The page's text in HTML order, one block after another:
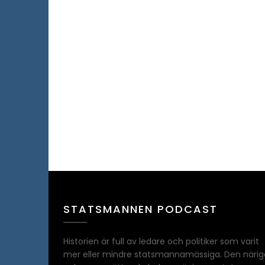
STATSMANNEN PODCAST
Historien är full av ledare och politiker som varit
mer eller mindre statsmannamässiga. Den